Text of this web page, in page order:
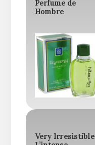
Perfume de
Hombre
Very Irresistible